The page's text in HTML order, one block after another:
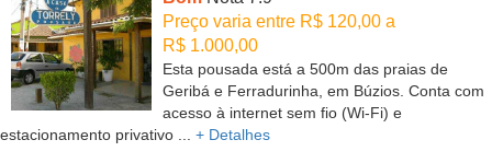
Preço varia entre R$ 120,00 a
R$ 1.000,00
Esta pousada está a 500m das praias de
Geribá e Ferradurinha, em Búzios. Conta com
acesso à internet sem fio (Wi-Fi) e
estacionamento privativo ... + Detalhes